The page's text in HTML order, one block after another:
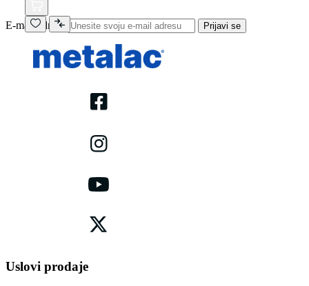
E-mail adresa Prijavi se
Uslovi prodaje